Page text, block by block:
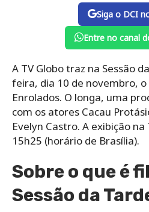
Siga o DCI
Entre no canal
A TV Globo traz na Sessão
feira, dia 10 de novembro, o
Enrolados. O longa, uma
com os atores Cacau
Evelyn Castro. A exibição na
15h25 (horário de Brasília).
Sobre o que é
Sessão da